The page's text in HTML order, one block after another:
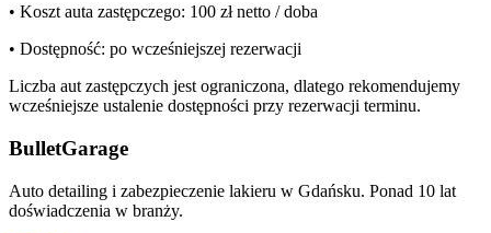
• Koszt auta zastępczego: 100 zł netto / doba
• Dostępność: po wcześniejszej rezerwacji
Liczba aut zastępczych jest ograniczona, dlatego rekomendujemy
wcześniejsze ustalenie dostępności przy rezerwacji terminu.
BulletGarage
Auto detailing i zabezpieczenie lakieru w Gdańsku. Ponad 10 lat
doświadczenia w branży.